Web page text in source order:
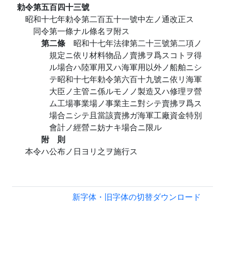
勅令第五百四十三號
昭和十七年勅令第二百五十一號中左ノ通改正ス
同令第一條ナル條名ヲ附ス
第二條 昭和十七年法律第二十三號第二項ノ
規定ニ依リ材料物品ノ賣拂ヲ爲スコトヲ得
ル場合ハ陸軍用又ハ海軍用以外ノ船舶ニシ
テ昭和十七年勅令第六百十九號ニ依リ海軍
大臣ノ主管ニ係ルモノノ製造又ハ修理ヲ營
ム工場事業場ノ事業主ニ對シテ賣拂ヲ爲ス
場合ニシテ且當該賣拂ガ海軍工廠資金特別
會計ノ經營ニ妨ナキ場合ニ限ル
附 則
本令ハ公布ノ日ヨリ之ヲ施行ス
新字体・旧字体の切替ダウンロード